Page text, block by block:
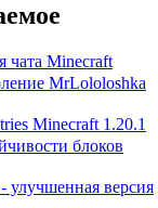
чата Minecraft
MrLololoshka
Minecraft 1.20.1
блоков
улучшенная версия